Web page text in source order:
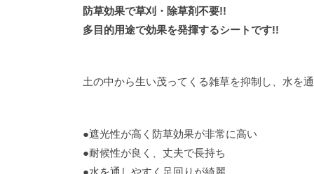
防草効果で草刈・除草剤不要!!
多目的用途で効果を発揮するシートです!!
土の中から生い茂ってくる雑草を抑制し、水を
●遮光性が高く防草効果が非常に高い
●耐候性が良く、丈夫で長持ち
●水を通しやすく足回りが綺麗